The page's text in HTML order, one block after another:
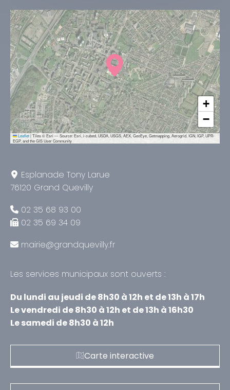
+
−
Leaflet |Tiles © Esri — Source: Esri, i-cubed, USDA, USGS, AEX, GeoEye, Getmapping, Aerogrid, IGN, IGP, UPR-
EGP, and the GIS User Community
Esplanade Tony Larue
76120 Grand Quevilly
02 35 68 93 00
02 35 69 34 09
mairie@grandquevilly.fr
Les services municipaux sont ouverts :
Du lundi au jeudi de 8h30 à 12h et de 13h à 17h
Le vendredi de 8h30 à 12h et de 13h à 16h30
Le samedi de 8h30 à 12h
Carte interactive